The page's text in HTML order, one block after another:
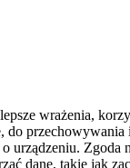
wrażenia,
do przechowywania
urządzeniu. Zgoda
dane, takie jak